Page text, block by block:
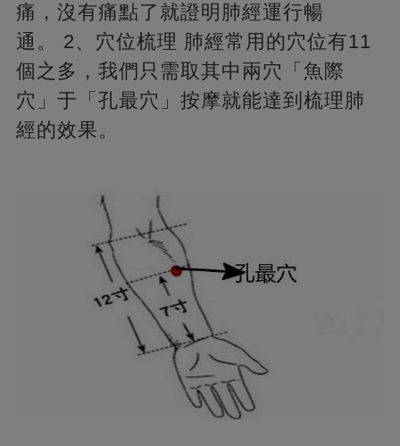
痛，沒有痛點了就證明肺經運行暢
通。 2、穴位梳理 肺經常用的穴位有11
個之多，我們只需取其中兩穴「魚際
穴」于「孔最穴」按摩就能達到梳理肺
經的效果。